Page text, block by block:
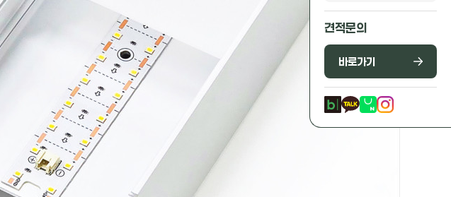
견적문의
바로가기